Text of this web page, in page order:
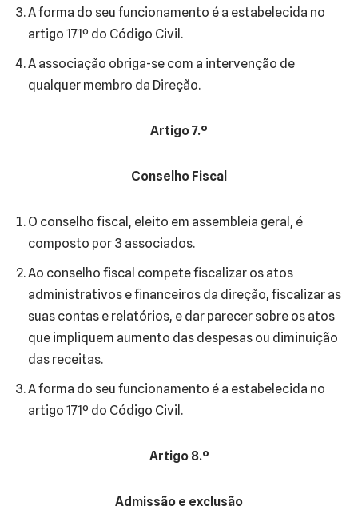
A forma do seu funcionamento é a estabelecida no
artigo 171º do Código Civil.
A associação obriga-se com a intervenção de
qualquer membro da Direção.
Artigo 7.º
Conselho Fiscal
O conselho fiscal, eleito em assembleia geral, é
composto por 3 associados.
Ao conselho fiscal compete fiscalizar os atos
administrativos e financeiros da direção, fiscalizar as
suas contas e relatórios, e dar parecer sobre os atos
que impliquem aumento das despesas ou diminuição
das receitas.
A forma do seu funcionamento é a estabelecida no
artigo 171º do Código Civil.
Artigo 8.º
Admissão e exclusão